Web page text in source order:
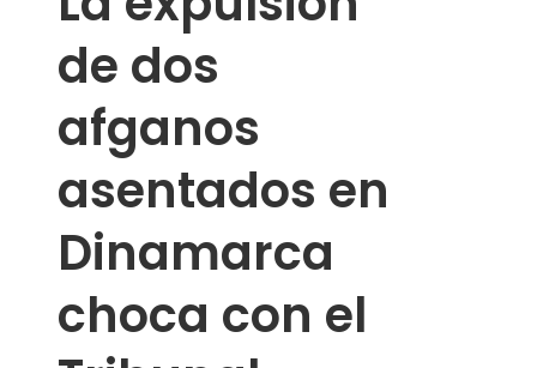
de dos
afganos
asentados en
Dinamarca
choca con el